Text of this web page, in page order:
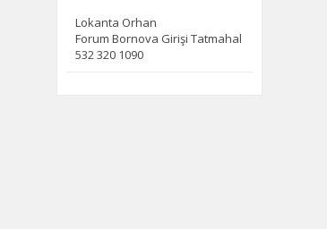
Lokanta Orhan
Forum Bornova Girişi Tatmahal